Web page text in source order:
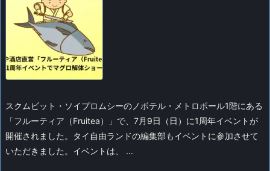
スクムビット・ソイプロムシーのノボテル・メトロポール1階にある
「フルーティア（Fruitea）」で、7月9日（日）に1周年イベントが
開催されました。タイ自由ランドの編集部もイベントに参加させて
いただきました。 イベントは、 ...